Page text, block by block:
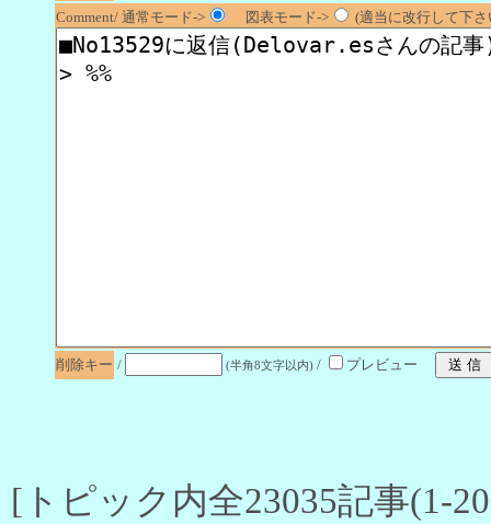
Comment/ 通常モード->
図表モード-> (適当に改行して下
削除キー / (半角8文字以内) / プレビュー
[トピック内全23035記事(1-